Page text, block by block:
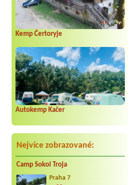
Kemp Čertoryje
Autokemp Kačer
Nejvíce zobrazované:
Camp Sokol Troja
Praha 7